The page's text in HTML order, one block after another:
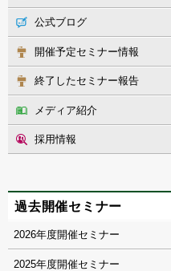
公式ブログ
開催予定セミナー情報
終了したセミナー報告
メディア紹介
採用情報
過去開催セミナー
2026
2025